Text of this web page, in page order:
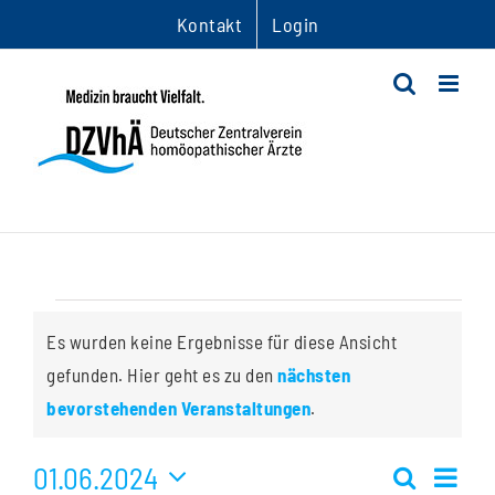
Inhalt
Kontakt Login
Veranstaltungen
Hinweis
Es wurden keine Ergebnisse für diese Ansicht
gefunden. Hier geht es zu den nächsten
bevorstehenden Veranstaltungen.
SucheMonat
01.06.2024